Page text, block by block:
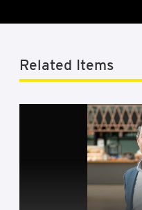
Related Items